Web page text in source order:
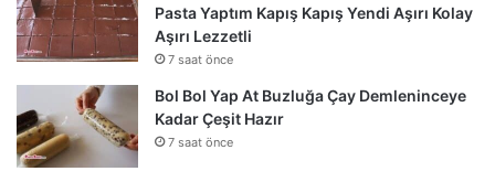
Pasta Yaptım Kapış Kapış Yendi Aşırı Kolay
Aşırı Lezzetli
7 saat önce
Bol Bol Yap At Buzluğa Çay Demleninceye
Kadar Çeşit Hazır
7 saat önce